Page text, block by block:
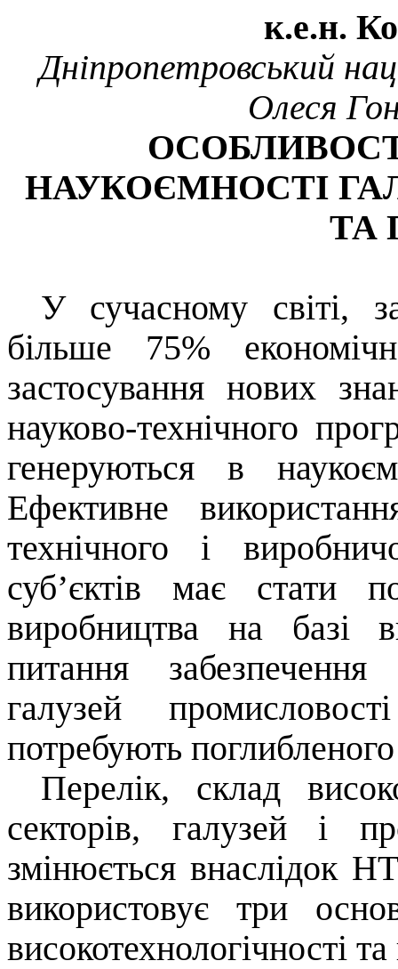
к.е.н.
Дніпропетровський
Олеся
НАУКОЄМНОСТІ
ТА
У сучасному світі,
більше 75%
застосування нових
науково-технічного
генеруються в
Ефективне
технічного і
суб’єктів має стати
виробництва на базі
питання
галузей
потребують
Перелік, склад
секторів, галузей і
змінюється внаслідок
використовує три
високотехнологічності